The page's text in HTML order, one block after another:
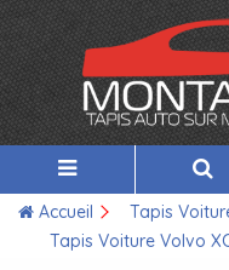
Accueil Tapis
Tapis Voiture Volvo